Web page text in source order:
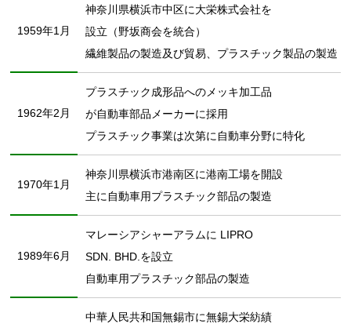
1959年1月
神奈川県横浜市中区に大栄株式会社を
設立（野坂商会を統合）
繊維製品の製造及び貿易、プラスチック製品の製造
1962年2月
プラスチック成形品へのメッキ加工品
が自動車部品メーカーに採用
プラスチック事業は次第に自動車分野に特化
1970年1月
神奈川県横浜市港南区に港南工場を開設
主に自動車用プラスチック部品の製造
1989年6月
マレーシアシャーアラムに LIPRO
SDN. BHD.を設立
自動車用プラスチック部品の製造
中華人民共和国無錫市に無錫大栄紡績